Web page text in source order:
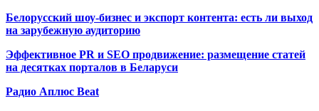
Белорусский шоу-бизнес и экспорт контента: есть ли выход
на зарубежную аудиторию
Эффективное PR и SEO продвижение: размещение статей
на десятках порталов в Беларуси
Радио Аплюс Beat